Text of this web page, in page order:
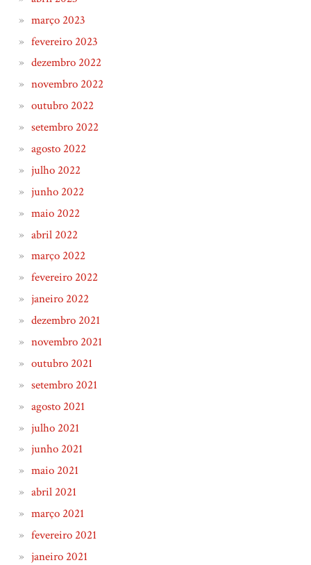
março 2023
fevereiro 2023
dezembro 2022
novembro 2022
outubro 2022
setembro 2022
agosto 2022
julho 2022
junho 2022
maio 2022
abril 2022
março 2022
fevereiro 2022
janeiro 2022
dezembro 2021
novembro 2021
outubro 2021
setembro 2021
agosto 2021
julho 2021
junho 2021
maio 2021
abril 2021
março 2021
fevereiro 2021
janeiro 2021